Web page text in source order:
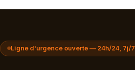
Ligne d'urgence ouverte — 24h/24, 7j/7